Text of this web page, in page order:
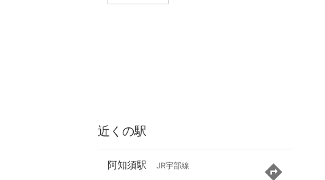
近くの駅
阿知須駅 JR宇部線